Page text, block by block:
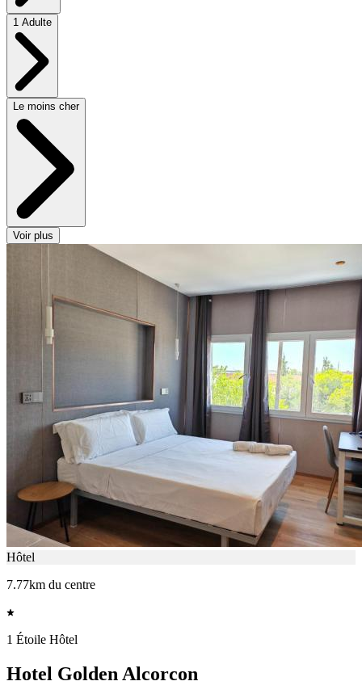
1 Adulte
Le moins cher
Voir plus
Hôtel
7.77km du centre
1 Étoile Hôtel
Hotel Golden Alcorcon